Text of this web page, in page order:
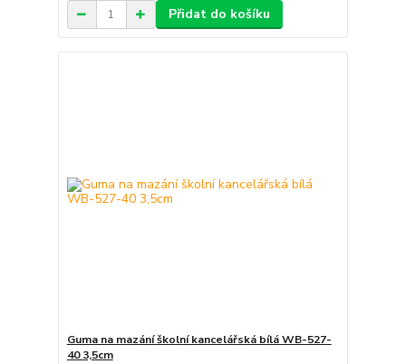
Přidat do košíku
Guma na mazání školní kancelářská bílá WB-527-
40 3,5cm